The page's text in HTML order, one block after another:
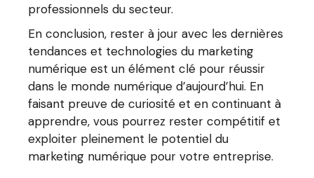
professionnels du secteur.
En conclusion, rester à jour avec les dernières
tendances et technologies du marketing
numérique est un élément clé pour réussir
dans le monde numérique d’aujourd’hui. En
faisant preuve de curiosité et en continuant à
apprendre, vous pourrez rester compétitif et
exploiter pleinement le potentiel du
marketing numérique pour votre entreprise.